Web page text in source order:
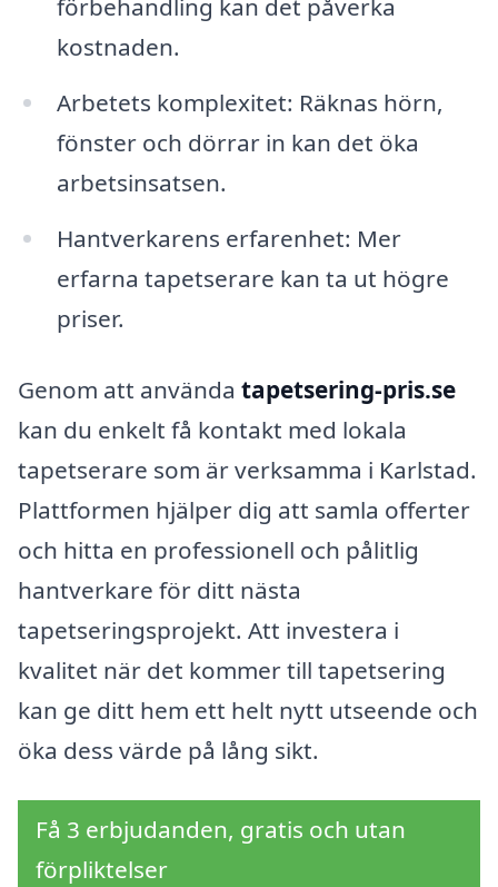
förbehandling kan det påverka
kostnaden.
Arbetets komplexitet: Räknas hörn,
fönster och dörrar in kan det öka
arbetsinsatsen.
Hantverkarens erfarenhet: Mer
erfarna tapetserare kan ta ut högre
priser.
Genom att använda tapetsering-pris.se
kan du enkelt få kontakt med lokala
tapetserare som är verksamma i Karlstad.
Plattformen hjälper dig att samla offerter
och hitta en professionell och pålitlig
hantverkare för ditt nästa
tapetseringsprojekt. Att investera i
kvalitet när det kommer till tapetsering
kan ge ditt hem ett helt nytt utseende och
öka dess värde på lång sikt.
Få 3 erbjudanden, gratis och utan
förpliktelser